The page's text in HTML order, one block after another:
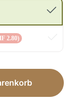
2.80)